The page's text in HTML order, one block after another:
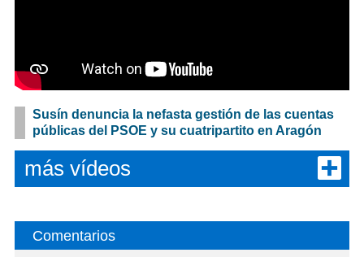
Susín denuncia la nefasta gestión de las cuentas
públicas del PSOE y su cuatripartito en Aragón
más vídeos
Comentarios